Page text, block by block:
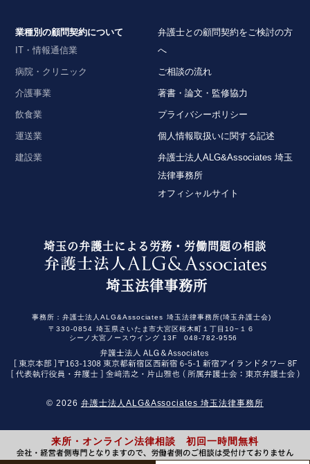
来所・オンライン法律相談 初回一時間無料
業種別の顧問契約について
IT・情報通信業
病院・クリニック
介護事業
飲食業
運送業
建設業
弁護士との顧問契約をご検討の方
へ
ご相談の流れ
著書・論文・監修協力
プライバシーポリシー
個人情報取扱いに関する記述
弁護士法人ALG&Associates 埼玉
法律事務所
オフィシャルサイト
埼玉の弁護士による労務・労働問題の相談
埼玉法律事務所
事務所：弁護士法人ALG&Associates 埼玉法律事務所(埼玉弁護士会)
〒330-0854 埼玉県さいたま市大宮区桜木町１丁目10−１６
シーノ大宮ノースウイング 13F
048-782-9556
© 2026 弁護士法人ALG&Associates 埼玉法律事務所